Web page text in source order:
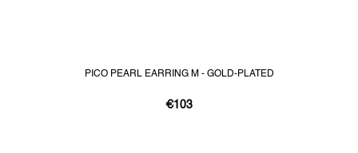
PICO PEARL EARRING M - GOLD-PLATED
€103